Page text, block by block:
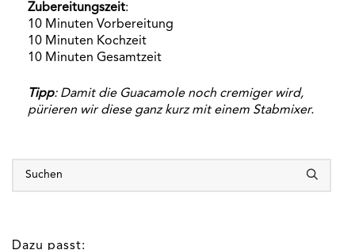
Zubereitungszeit:
10 Minuten Vorbereitung
10 Minuten Kochzeit
10 Minuten Gesamtzeit
Tipp: Damit die Guacamole noch cremiger wird,
pürieren wir diese ganz kurz mit einem Stabmixer.
Dazu passt: